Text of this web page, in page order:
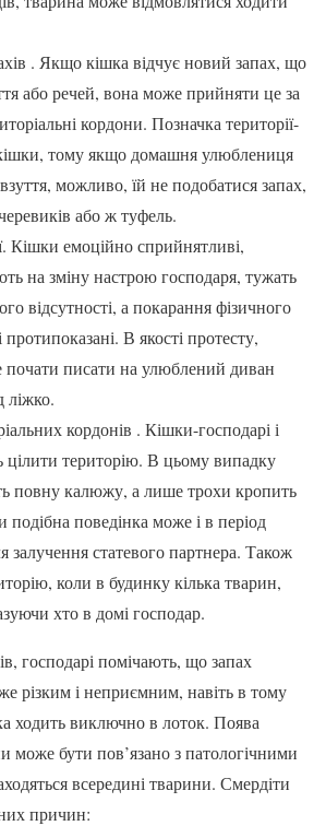
. Якщо кішка відчує новий запах, що
або речей, вона може прийняти це за
кордони. Позначка території-
тому якщо домашня улюблениця
можливо, їй не подобатися запах,
або ж туфель.
Кішки емоційно сприйнятливі,
на зміну настрою господаря, тужать
відсутності, а покарання фізичного
протипоказані. В якості протесту,
писати на улюблений диван
ліжко.
кордонів . Кішки-господарі і
цілити територію. В цьому випадку
повну калюжу, а лише трохи кропить
поведінка може і в період
залучення статевого партнера. Також
коли в будинку кілька тварин,
хто в домі господар.
господарі помічають, що запах
різким і неприємним, навіть в тому
ходить виключно в лоток. Поява
може бути пов’язано з патологічними
всередині тварини. Смердіти
причин: